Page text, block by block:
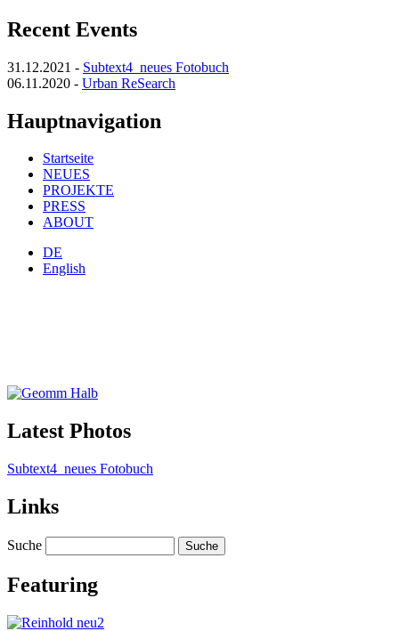
Recent Events
31.12.2021 - Subtext4_neues Fotobuch
06.11.2020 - Urban ReSearch
Hauptnavigation
Startseite
NEUES
PROJEKTE
PRESS
ABOUT
DE
English
Latest Photos
Subtext4_neues Fotobuch
Links
Suche
Featuring